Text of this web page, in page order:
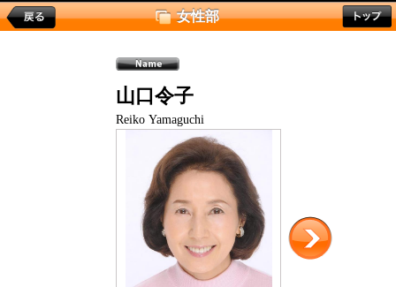
女性部
山口令子
Reiko Yamaguchi